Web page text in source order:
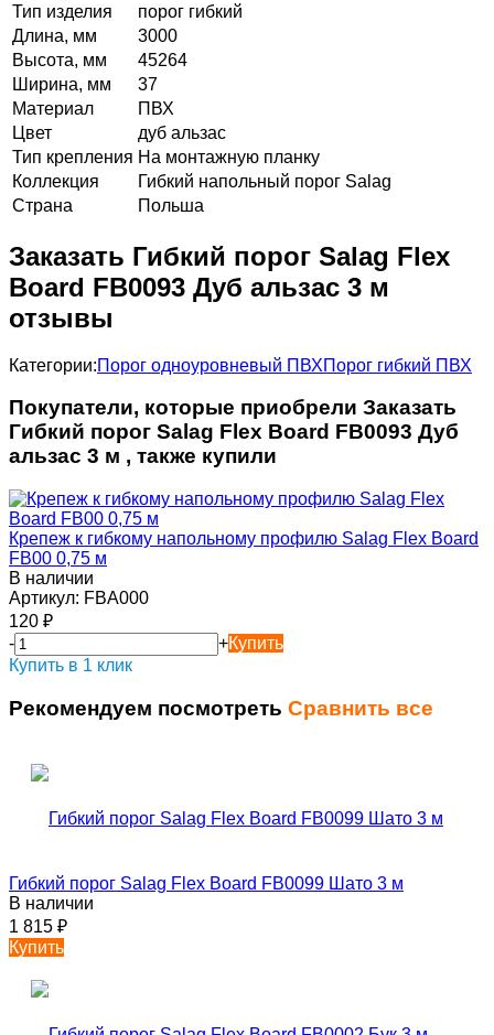
Тип изделия
порог гибкий
Длина, мм
3000
Высота, мм
45264
Ширина, мм
37
Материал
ПВХ
Цвет
дуб альзас
Тип крепления На монтажную планку
Коллекция
Гибкий напольный порог Salag
Страна
Польша
Заказать Гибкий порог Salag Flex
Board FB0093 Дуб альзас 3 м
отзывы
Категории:Порог одноуровневый ПВХПорог гибкий ПВХ
Покупатели, которые приобрели Заказать
Гибкий порог Salag Flex Board FB0093 Дуб
альзас 3 м , также купили
Крепеж к гибкому напольному профилю Salag Flex Board
FB00 0,75 м
В наличии
Артикул: FBA000
120 ₽
-
+Купить
Купить в 1 клик
Рекомендуем посмотреть Сравнить все
Гибкий порог Salag Flex Board FB0099 Шато 3 м
В наличии
1 815 ₽
Купить